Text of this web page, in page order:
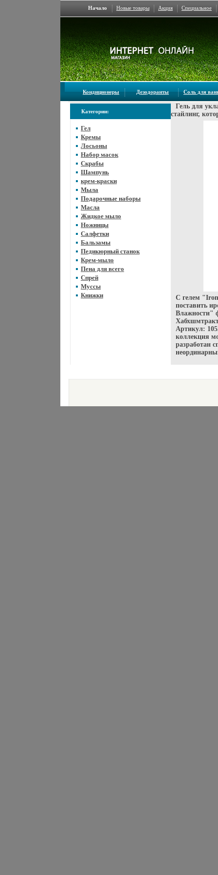
Начало Новые товары Акция Специальное
Кондиционеры Дезодоранты Соль для
Категории:
Гел
Кремы
Лосьоны
Набор масок
Скрабы
Шампунь
крем-краски
Мыла
Подарочные наборы
Масла
Жидкое мыло
Ножницы
Салфетки
Бальзамы
Педикюрный станок
Крем-мыло
Пена для всего
Спрей
Муссы
Книжки
Гель для
стайлинг,
С гелем
поставить
Влажности"
Артикул:
коллекция
разработан